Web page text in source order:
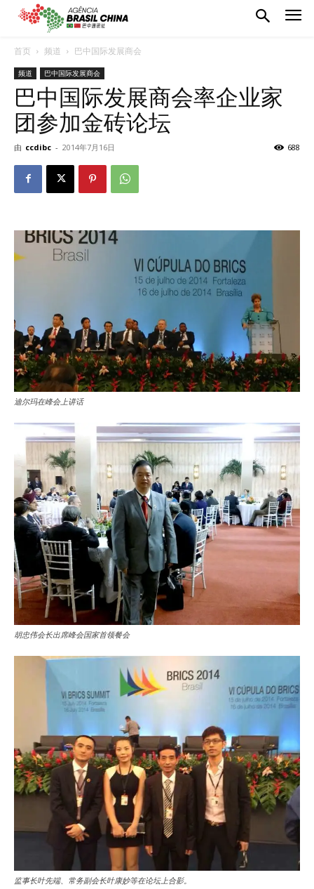
首页 频道 巴中国际发展商会
频道 巴中国际发展商会
巴中国际发展商会率企业家
团参加金砖论坛
由 ccdibc - 2014年7月16日 688
迪尔玛在峰会上讲话
胡忠伟会长出席峰会国家首领餐会
监事长叶先端、常务副会长叶康妙等在论坛上合影。